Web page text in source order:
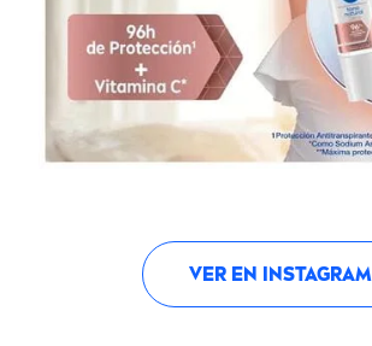
VER EN INSTAGRAM